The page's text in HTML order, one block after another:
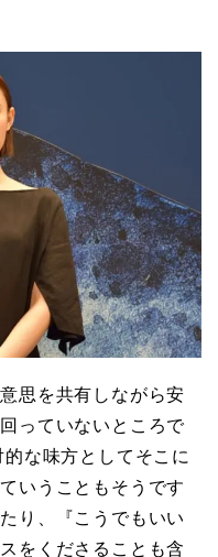
思を共有しながら安
っていないところで
な味方としてそこに
いうこともそうです
り、『こうでもいい
をくださることも含